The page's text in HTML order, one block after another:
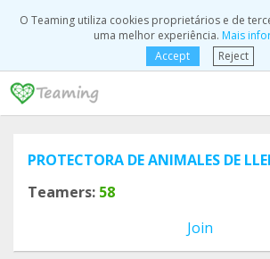
O Teaming utiliza cookies proprietários e de
uma melhor experiência. Mais
Accept
Reject
PROTECTORA DE ANIMALES DE
Teamers: 58
Join